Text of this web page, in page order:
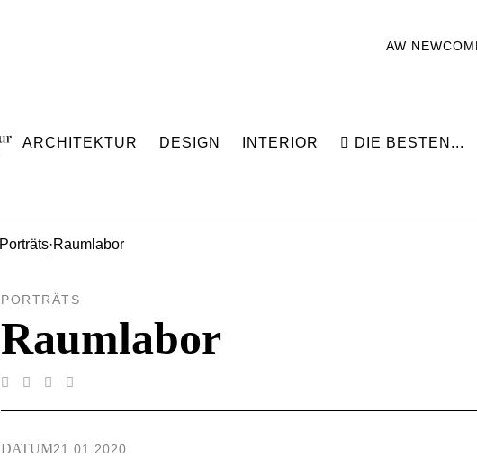
AW
ARCHITEKTUR DESIGN INTERIOR DIE BESTEN...
Porträts·Raumlabor
PORTRÄTS
Raumlabor
DATUM21.01.2020